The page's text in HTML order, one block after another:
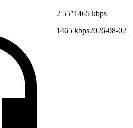
2′55″1465 kbps
1465 kbps2026-08-02